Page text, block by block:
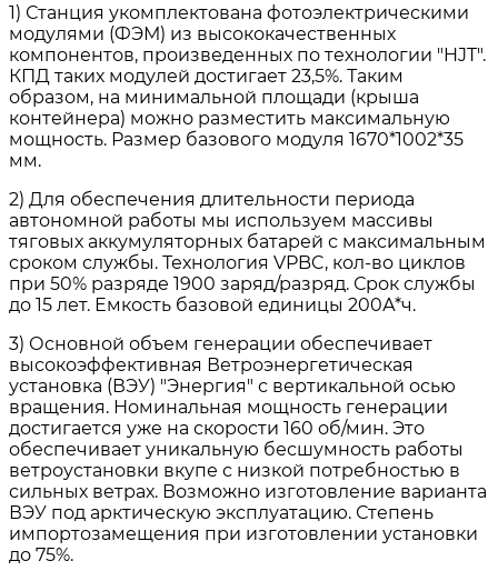
1) Станция укомплектована фотоэлектрическими
модулями (ФЭМ) из высококачественных
компонентов, произведенных по технологии "HJT".
КПД таких модулей достигает 23,5%. Таким
образом, на минимальной площади (крыша
контейнера) можно разместить максимальную
мощность. Размер базового модуля 1670*1002*35
мм.
2) Для обеспечения длительности периода
автономной работы мы используем массивы
тяговых аккумуляторных батарей с максимальным
сроком службы. Технология VPBC, кол-во циклов
при 50% разряде 1900 заряд/разряд. Срок службы
до 15 лет. Емкость базовой единицы 200А*ч.
3) Основной объем генерации обеспечивает
высокоэффективная Ветроэнергетическая
установка (ВЭУ) "Энергия" с вертикальной осью
вращения. Номинальная мощность генерации
достигается уже на скорости 160 об/мин. Это
обеспечивает уникальную бесшумность работы
ветроустановки вкупе с низкой потребностью в
сильных ветрах. Возможно изготовление варианта
ВЭУ под арктическую эксплуатацию. Степень
импортозамещения при изготовлении установки
до 75%.